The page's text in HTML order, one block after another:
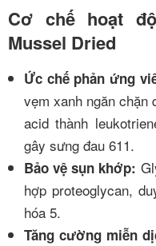
Cơ chế hoạt
Mussel Dried
Ức chế phản ứng
vẹm xanh ngăn chặn
acid thành
gây sưng đau 611.
Bảo vệ sụn khớp:
hợp proteoglycan,
hóa 5.
Tăng cường miễn